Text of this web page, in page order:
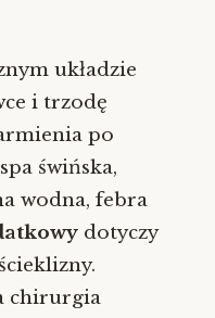
układzie
i trzodę
po
świńska,
wodna, febra
dotyczy
chirurgia